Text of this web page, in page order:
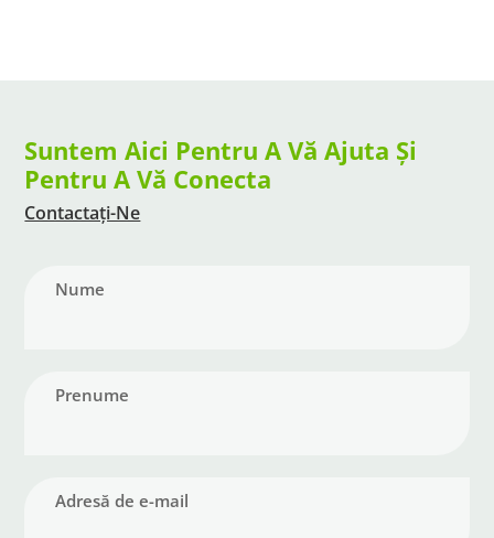
Suntem Aici Pentru A Vă Ajuta Și
Pentru A Vă Conecta
Contactați-Ne
Nume
Prenume
Adresă de e-mail